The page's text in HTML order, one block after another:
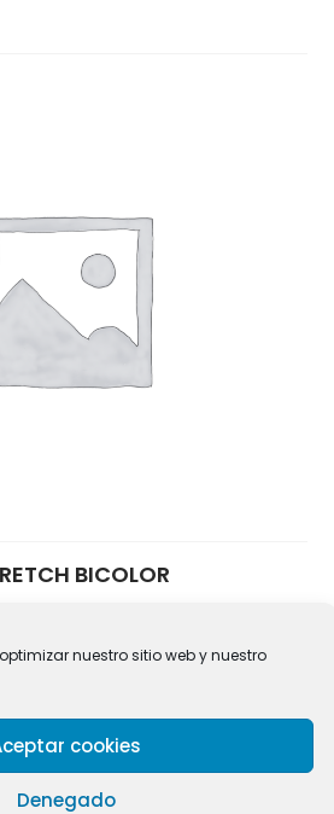
nuestro sitio web y nuestro
cookies
Denegado
BICOLOR
Este producto tiene
Todos los derechos reservados.
Muninfor S.L